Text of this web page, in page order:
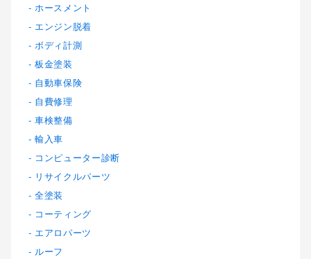
ホースメント
エンジン脱着
ボディ計測
板金塗装
自動車保険
自費修理
車検整備
輸入車
コンピューター診断
リサイクルパーツ
全塗装
コーティング
エアロパーツ
ルーフ